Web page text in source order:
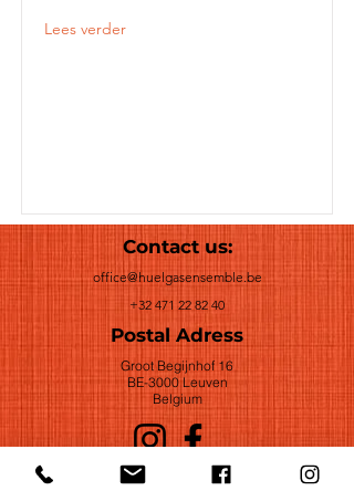
Lees verder
Contact us:
office@huelgasensemble.be
+32 471 22 82 40
Postal Adress
Groot Begijnhof 16
BE-3000 Leuven
Belgium
©2022 by Huelgas Ensemble